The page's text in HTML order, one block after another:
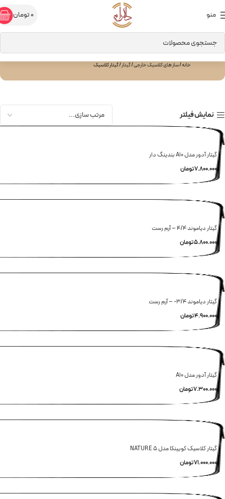
منو 0تومان
گیتار کلاسیک
خانه ساز های کلاسیک خارجی گیتار گیتار کلاسیک
نمایش فیلتر
گیتار آدور مدل A10 بندینگ دار
7.800.000تومان
گیتار دیاموند 4/4 – آرم رست
5.800.000تومان
گیتار دیاموند 3/4- – آرم رست
4.900.000تومان
گیتار آدور مدل A10
7.300.000تومان
گیتار کلاسیک کویینکا مدل 5 NATURE
71.000.000تومان